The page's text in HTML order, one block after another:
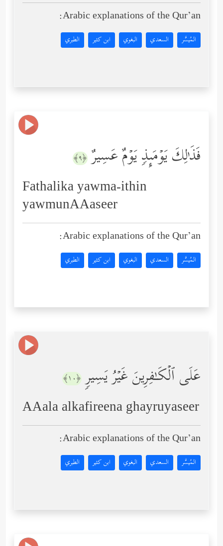
Arabic explanations of the Qur’an:
المُيسَّر السعدي البغوي ابن كثير الطبري
فَذَ ٰ⁠لِكَ یَوۡمَىِٕذࣲ یَوۡمٌ عَسِیرٌ ﴿٩﴾
Fathalika yawma-ithin
yawmunAAaseer
Arabic explanations of the Qur’an:
المُيسَّر السعدي البغوي ابن كثير الطبري
عَلَى ٱلۡكَـٰفِرِینَ غَیۡرُ یَسِیرࣲ ﴿١٠﴾
AAala alkafireena ghayruyaseer
Arabic explanations of the Qur’an:
المُيسَّر السعدي البغوي ابن كثير الطبري